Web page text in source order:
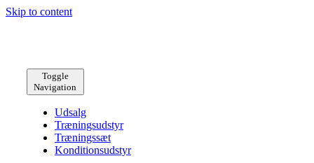
Skip to content
Toggle
Navigation
Udsalg
Træningsudstyr
Træningssæt
Konditionsudstyr